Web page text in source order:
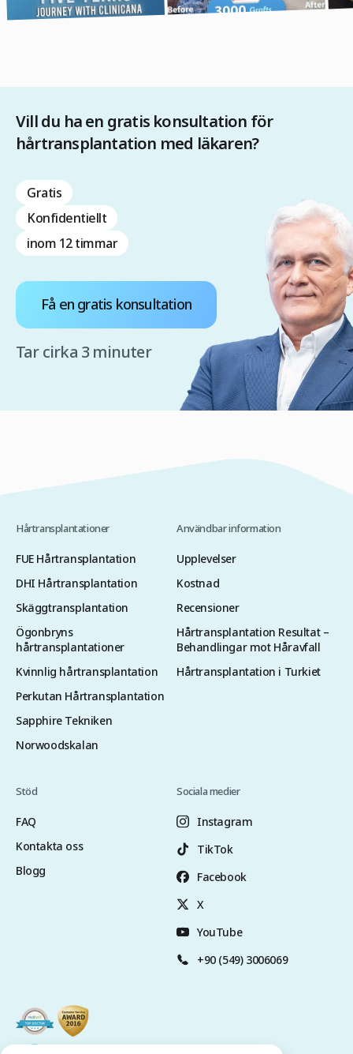
Vill du ha en gratis konsultation för
hårtransplantation med läkaren?
Gratis
Konfidentiellt
inom 12 timmar
Få en gratis konsultation
Tar cirka 3 minuter
Hårtransplantationer
FUE Hårtransplantation
DHI Hårtransplantation
Skäggtransplantation
Ögonbryns
hårtransplantationer
Kvinnlig hårtransplantation
Perkutan Hårtransplantation
Sapphire Tekniken
Norwoodskalan
Användbar information
Upplevelser
Kostnad
Recensioner
Hårtransplantation Resultat –
Behandlingar mot Håravfall
Hårtransplantation i Turkiet
Stöd
FAQ
Kontakta oss
Blogg
Sociala medier
Instagram
TikTok
Facebook
X
YouTube
+90 (549) 3006069